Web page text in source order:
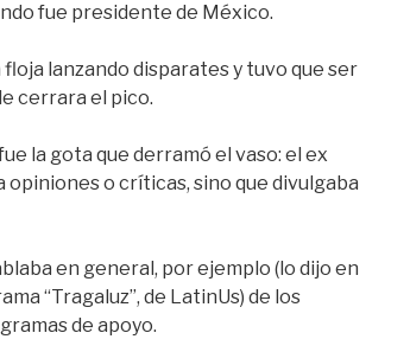
fue presidente de México.
lanzando disparates y tuvo que ser
cerrara el pico.
la gota que derramó el vaso: el ex
opiniones o críticas, sino que divulgaba
en general, por ejemplo (lo dijo en
“Tragaluz”, de LatinUs) de los
de apoyo.